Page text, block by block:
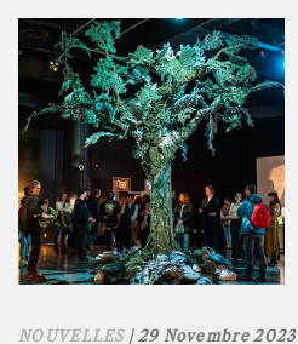
NOUVELLES| 29 Novembre 2023